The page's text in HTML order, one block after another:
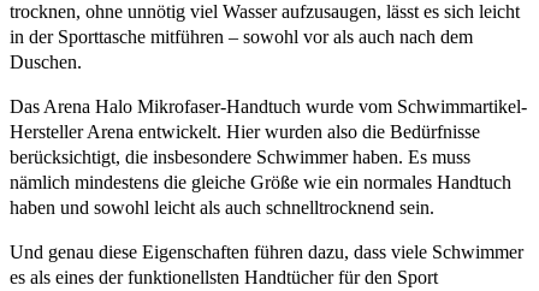
trocknen, ohne unnötig viel Wasser aufzusaugen, lässt es sich leicht
in der Sporttasche mitführen – sowohl vor als auch nach dem
Duschen.
Das Arena Halo Mikrofaser-Handtuch wurde vom Schwimmartikel-
Hersteller Arena entwickelt. Hier wurden also die Bedürfnisse
berücksichtigt, die insbesondere Schwimmer haben. Es muss
nämlich mindestens die gleiche Größe wie ein normales Handtuch
haben und sowohl leicht als auch schnelltrocknend sein.
Und genau diese Eigenschaften führen dazu, dass viele Schwimmer
es als eines der funktionellsten Handtücher für den Sport